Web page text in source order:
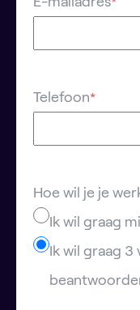
Telefoon*
Hoe wil je je
Ik wil graag
Ik wil graag